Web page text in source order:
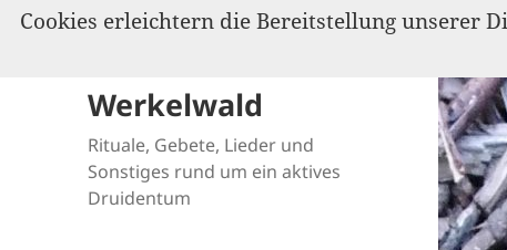
Werkelwald
Rituale, Gebete, Lieder und
Sonstiges rund um ein aktives
Druidentum
Cookies erleichtern die Bereitstellung unserer